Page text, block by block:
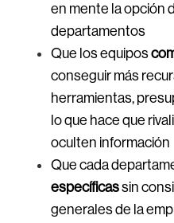
en mente la opción
departamentos
Que los equipos
conseguir más
herramientas,
lo que hace que
oculten información
Que cada
específicassin
generales de la